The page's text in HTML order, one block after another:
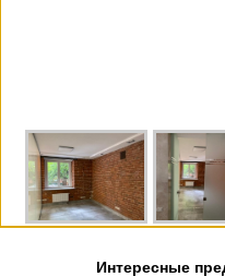
Интересные